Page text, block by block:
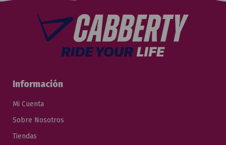
Información
Mi Cuenta
Sobre Nosotros
Tiendas